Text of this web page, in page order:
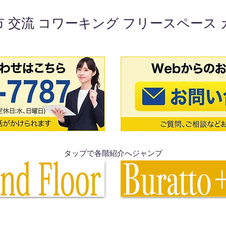
交流 コワーキング フリースペース
タップで各階紹介へジャンプ